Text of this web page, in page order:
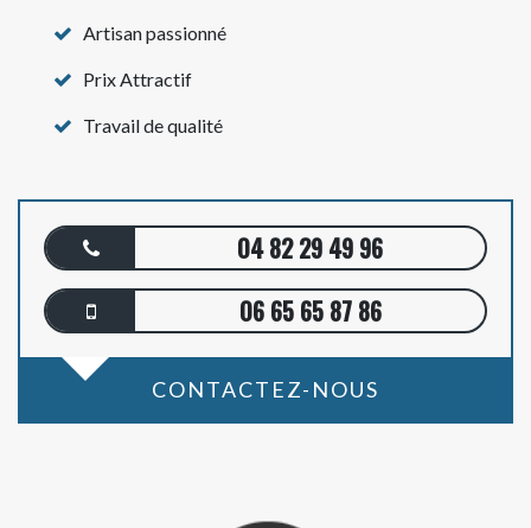
Artisan passionné
Prix Attractif
Travail de qualité
04 82 29 49 96
06 65 65 87 86
CONTACTEZ-NOUS